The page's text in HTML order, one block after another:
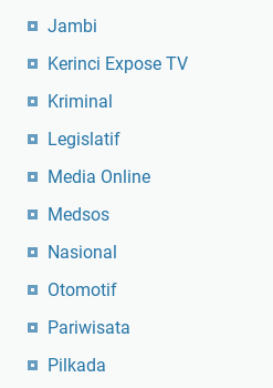
Jambi
Kerinci Expose TV
Kriminal
Legislatif
Media Online
Medsos
Nasional
Otomotif
Pariwisata
Pilkada